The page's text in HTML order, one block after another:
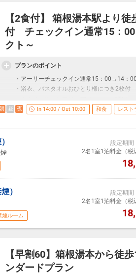
■お風呂について■
5F大浴場は箱根温泉の内風呂・露天風呂の二
・ご利用時間 13時～24時、5時～10時
・大浴場内にサウナも併設しております。
■その他のご案内■
・敷地内全面禁煙です。※1F,2Fに喫煙スペー
・2連泊以上されるお客様のお部屋の清掃は
・箱根湯本駅から温泉場送迎バス（有料:200
館内に無料のアイスコーナーをご用意して
※サービス内容や提供のお時間は変わる場
の写真
■お食事のご案内■
・ご夕食（お刺身三点盛付き）一の湯ならで
※食材の産地や銘柄は仕入れ状況によって急
※夕食時飲み放題(70分間)付き
・ご朝食
・夕朝食は2階お食事処にてご用意。
・お食事時間を2部制としております。
・連泊の場合、2日目は別メニューにてご用
・お子様のご夕食はお子様用のメニューでご
5F大浴場は箱根温泉の内風呂・露天風呂の
・大浴場内にサウナも併設しております。
・同5Fに貸切家族風呂(有料)もございます。
■その他のご案内■
・敷地内全面禁煙です。※1F,2Fに喫煙スペ
・24時～5時の間、正面玄関を施錠致します。
【2食付】 箱根湯本駅より
付 チェックイン通常15：
クト～
プランのポイント
・アーリーチェックイン通常15：00→14：00
・浴衣、バスタオルおひとり様につき2枚付
アルコール類は
※寝具のご用意はセルフとなります。
昼 夜 In 14:00 / Out 10:00 和食 レスト
設定期間
2名1室1泊料金（税
）
煙ルーム
設定期間
2名1室1泊料金（税
【早割60】箱根湯本から徒
ンダードプラン